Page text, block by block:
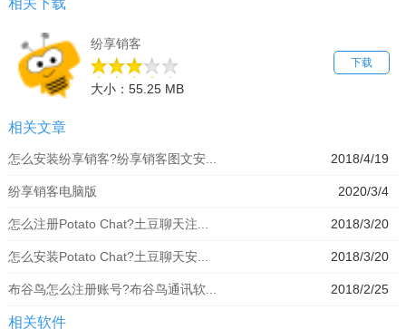
相关下载
下载
纷享销客
大小：55.25 MB
相关文章
2018/4/19
怎么安装纷享销客?纷享销客图文安...
2020/3/4
纷享销客电脑版
2018/3/20
怎么注册Potato Chat?土豆聊天注...
2018/3/20
怎么安装Potato Chat?土豆聊天安...
2018/2/25
布谷鸟怎么注册账号?布谷鸟通讯软...
相关软件